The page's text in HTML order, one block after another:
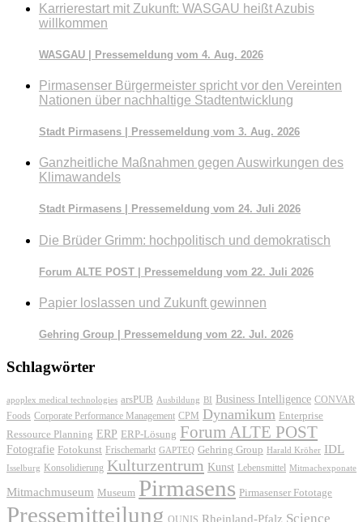
Karrierestart mit Zukunft: WASGAU heißt Azubis
willkommen
WASGAU | Pressemeldung vom 4. Aug. 2026
Pirmasenser Bürgermeister spricht vor den Vereinten
Nationen über nachhaltige Stadtentwicklung
Stadt Pirmasens | Pressemeldung vom 3. Aug. 2026
Ganzheitliche Maßnahmen gegen Auswirkungen des
Klimawandels
Stadt Pirmasens | Pressemeldung vom 24. Juli 2026
Die Brüder Grimm: hochpolitisch und demokratisch
Forum ALTE POST | Pressemeldung vom 22. Juli 2026
Papier loslassen und Zukunft gewinnen
Gehring Group | Pressemeldung vom 22. Jul. 2026
Schlagwörter
apoplex medical technologies arsPUB Ausbildung BI Business Intelligence CONVAR
Foods Corporate Performance Management CPM Dynamikum Enterprise
Ressource Planning ERP ERP-Lösung Forum ALTE POST
Fotografie Fotokunst Frischemarkt GAPTEQ Gehring Group Harald Kröher IDL
Isselburg Konsolidierung Kulturzentrum Kunst Lebensmittel Mitmachexponate
Mitmachmuseum Museum Pirmasens Pirmasenser Fototage
Pressemitteilung QUNIS Rheinland-Pfalz Science